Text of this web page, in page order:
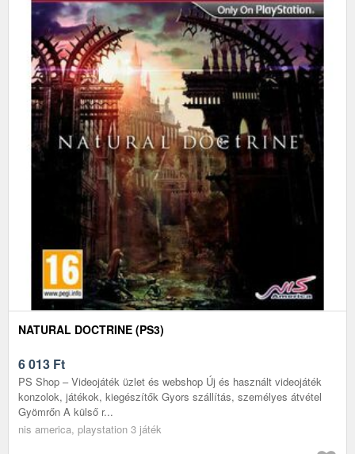
NATURAL DOCTRINE (PS3)
6 013 Ft
PS Shop – Videojáték üzlet és webshop Új és használt videojáték
konzolok, játékok, kiegészítők Gyors szállítás, személyes átvétel
Gyömrőn A külső r...
nis america, playstation 3 játék